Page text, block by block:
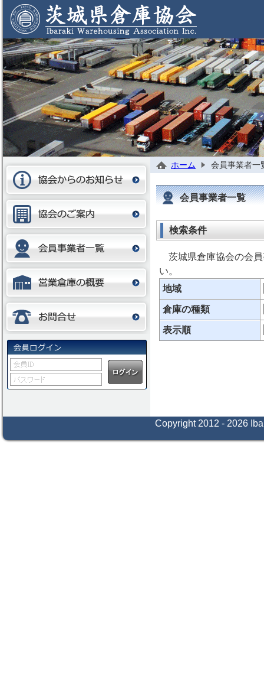
ホーム 会員事業者一
会員事業者一覧
検索条件
茨城県倉庫協会の会員
い。
地域
倉庫の種類
表示順
Copyright 2012 - 2026